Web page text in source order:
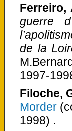
Ferreiro,
guerre
de la
1997-
Filoche,
Morder
1998) .